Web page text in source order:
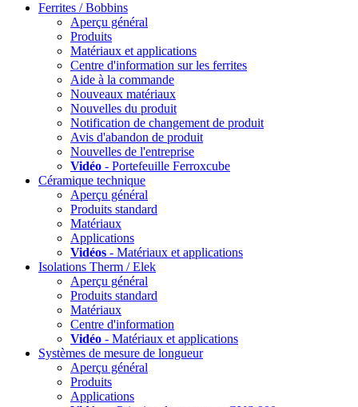
Ferrites / Bobbins
Aperçu général
Produits
Matériaux et applications
Centre d'information sur les ferrites
Aide à la commande
Nouveaux matériaux
Nouvelles du produit
Notification de changement de produit
Avis d'abandon de produit
Nouvelles de l'entreprise
Vidéo - Portefeuille Ferroxcube
Céramique technique
Aperçu général
Produits standard
Matériaux
Applications
Vidéos - Matériaux et applications
Isolations Therm / Elek
Aperçu général
Produits standard
Matériaux
Centre d'information
Vidéo - Matériaux et applications
Systèmes de mesure de longueur
Aperçu général
Produits
Applications